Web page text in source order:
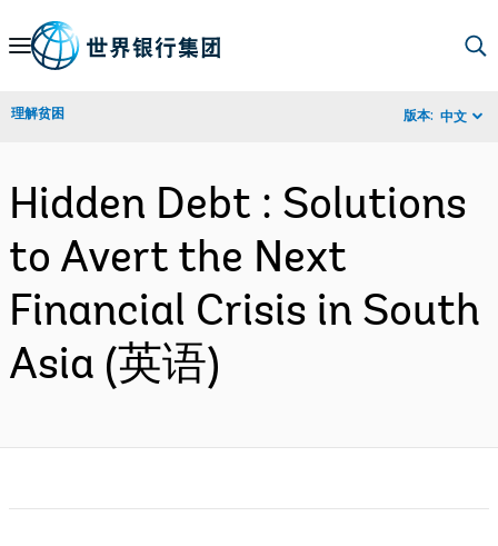
Skip
Navigation
理解贫困 版本: 中文
Hidden Debt : Solutions
to Avert the Next
Financial Crisis in South
Asia (英语)